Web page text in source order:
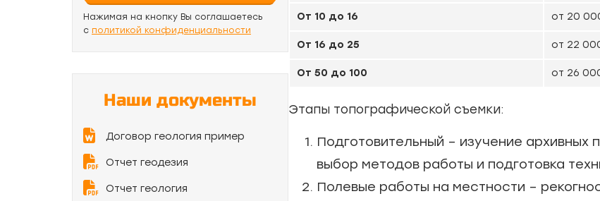
Нажимая на кнопку Вы соглашаетесь
с политикой конфиденциальности
Наши документы
Договор геология пример
Отчет геодезия
Отчет геология
От 10 до 16 от 20
От 16 до 25 от 22
От 50 до 100 от 26
Этапы топографической съемки:
Подготовительный – изучение архивных
выбор методов работы и подготовка
Полевые работы на местности –